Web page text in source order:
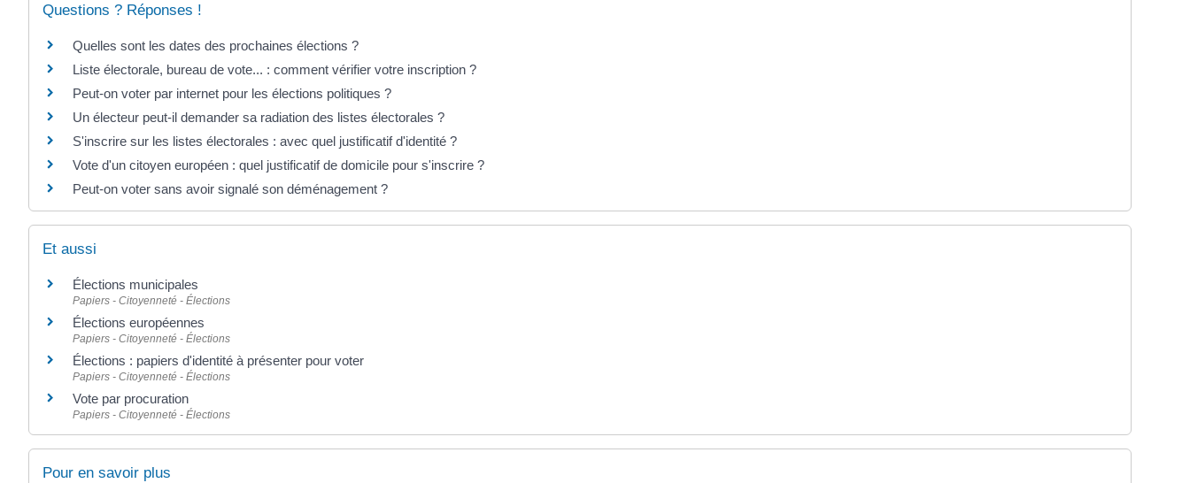
Questions ? Réponses !
Quelles sont les dates des prochaines élections ?
Liste électorale, bureau de vote... : comment vérifier votre inscription ?
Peut-on voter par internet pour les élections politiques ?
Un électeur peut-il demander sa radiation des listes électorales ?
S'inscrire sur les listes électorales : avec quel justificatif d'identité ?
Vote d'un citoyen européen : quel justificatif de domicile pour s'inscrire ?
Peut-on voter sans avoir signalé son déménagement ?
Et aussi
Élections municipales
Papiers - Citoyenneté - Élections
Élections européennes
Papiers - Citoyenneté - Élections
Élections : papiers d'identité à présenter pour voter
Papiers - Citoyenneté - Élections
Vote par procuration
Papiers - Citoyenneté - Élections
Pour en savoir plus